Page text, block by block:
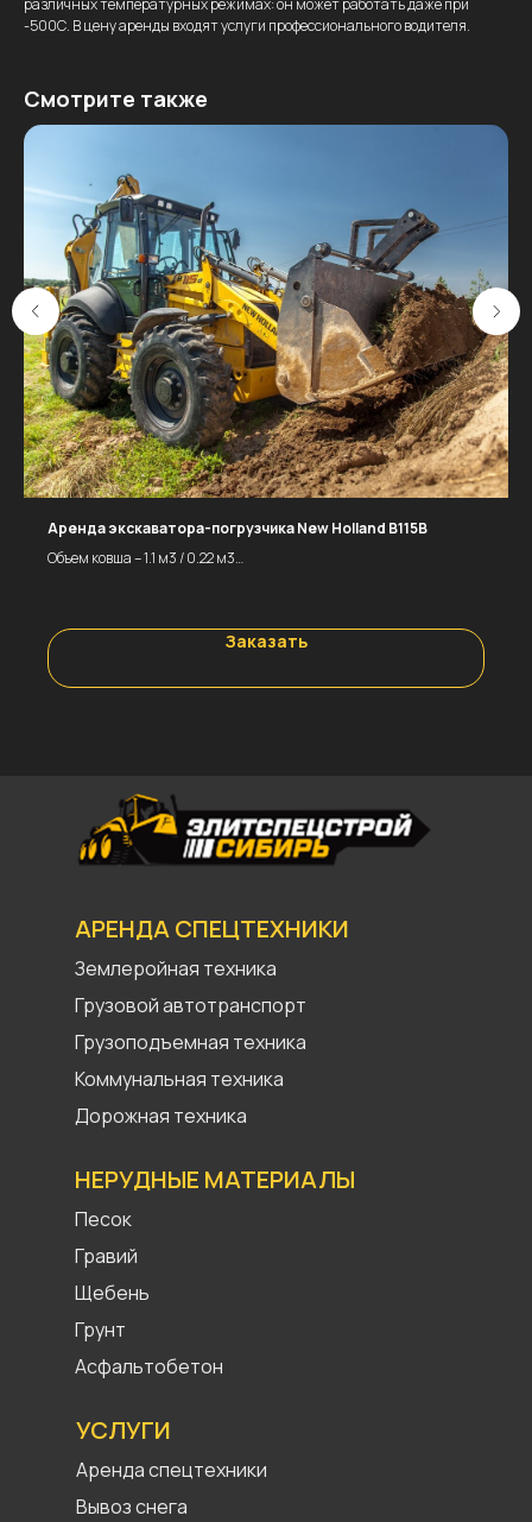
различных температурных режимах: он может работать даже при
-500С. В цену аренды входят услуги профессионального водителя.
Смотрите также
Аренда экскаватора-погрузчика New Holland B115B
Объем ковша – 1.1 м3 / 0.22 м3
ЦЕНА
За смену (8 ч.) – 22400 р.
За час – 2800 р.
Заказать
НЕРУДНЫЕ МАТЕРИАЛЫ
Асфальтобетон
Грунт
Щебень
Гравий
Песок
УСЛУГИ
Вывоз снега
Аренда спецтехники
АРЕНДА СПЕЦТЕХНИКИ
Дорожная техника
Коммунальная техника
Грузоподъемная техника
Грузовой автотранспорт
Землеройная техника